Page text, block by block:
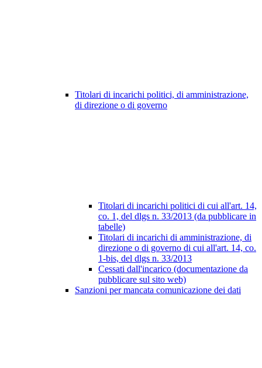
Titolari di incarichi politici, di amministrazione,
di direzione o di governo
Titolari di incarichi politici di cui all'art. 14,
co. 1, del dlgs n. 33/2013 (da pubblicare in
tabelle)
Titolari di incarichi di amministrazione, di
direzione o di governo di cui all'art. 14, co.
1-bis, del dlgs n. 33/2013
Cessati dall'incarico (documentazione da
pubblicare sul sito web)
Sanzioni per mancata comunicazione dei dati